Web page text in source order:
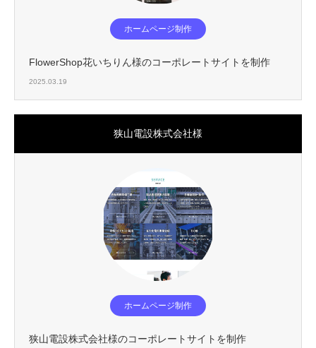
ホームページ制作
FlowerShop花いちりん様のコーポレートサイトを制作
2025.03.19
狭山電設株式会社様
ホームページ制作
狭山電設株式会社様のコーポレートサイトを制作